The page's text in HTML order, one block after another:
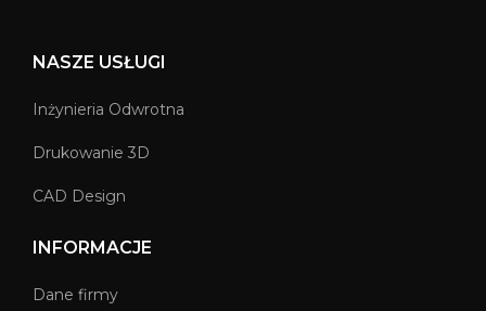
NASZE USŁUGI
Inżynieria Odwrotna
Drukowanie 3D
CAD Design
INFORMACJE
Dane firmy